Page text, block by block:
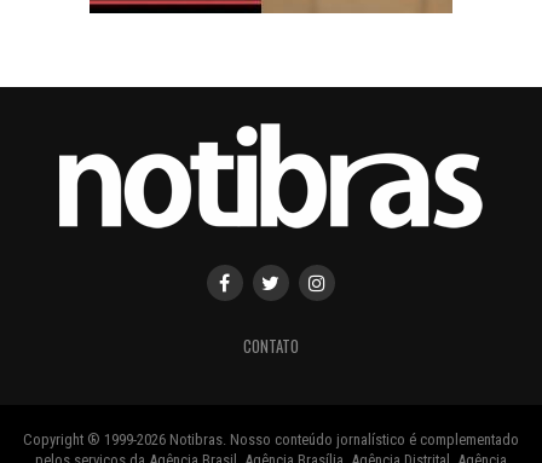
CONTATO
Copyright ® 1999-2026 Notibras. Nosso conteúdo jornalístico é complementado